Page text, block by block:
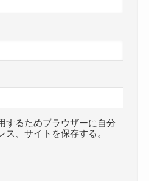
するためブラウザーに自分
ス、サイトを保存する。